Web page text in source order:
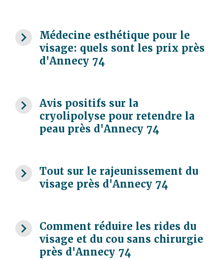
navigate_next
Médecine esthétique pour le
visage: quels sont les prix près
d'Annecy 74
navigate_next Avis positifs sur la
cryolipolyse pour retendre la
peau près d'Annecy 74
navigate_next Tout sur le rajeunissement du
visage près d'Annecy 74
navigate_next
Comment réduire les rides du
visage et du cou sans chirurgie
près d'Annecy 74